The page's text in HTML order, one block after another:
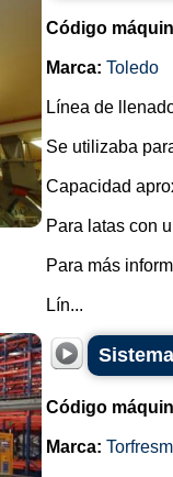
Código
Marca: Toledo
Línea de
Se utilizaba
Capacidad
Para latas con
Para más
Lín...
Código
Marca: